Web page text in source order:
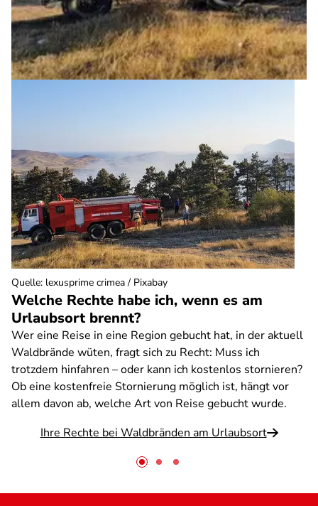
Welche Rechte habe ich, wenn es am
Urlaubsort brennt?
Wer eine Reise in eine Region gebucht hat, in der aktuell
Waldbrände wüten, fragt sich zu Recht: Muss ich
trotzdem hinfahren – oder kann ich kostenlos stornieren?
Ob eine kostenfreie Stornierung möglich ist, hängt vor
allem davon ab, welche Art von Reise gebucht wurde.
Ihre Rechte bei Waldbränden am Urlaubsort
Quelle: lexusprime crimea / Pixabay